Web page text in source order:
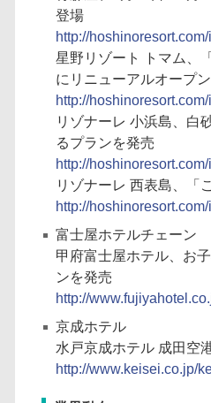
登場
http://
星野リゾート トマム、
にリニューアルオープン
http://
リゾナーレ 小浜島、白
るプランを発売
http://
リゾナーレ 西表島、「
http://
富士屋ホテルチェーン
甲府富士屋ホテル、お
ンを発売
http://
京成ホテル
水戸京成ホテル 成田空
http://www.keisei.co.jp/